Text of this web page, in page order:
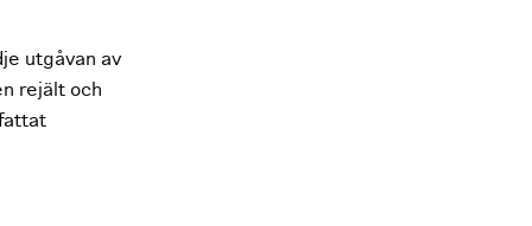
utgåvan av
rejält och